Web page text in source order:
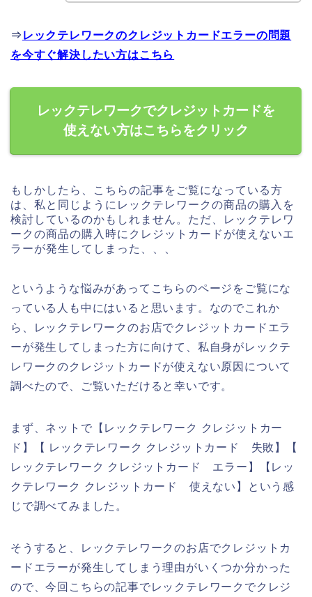
⇒ レックテレワークのクレジットカードエラーの問題
を今すぐ解決したい方はこちら
レックテレワークでクレジットカードを
使えない方はこちらをクリック
もしかしたら、こちらの記事をご覧になっている方
は、私と同じようにレックテレワークの商品の購入を
検討しているのかもしれません。ただ、レックテレワ
ークの商品の購入時にクレジットカードが使えないエ
ラーが発生してしまった、、、
というような悩みがあってこちらのページをご覧にな
っている人も中にはいると思います。なのでこれか
ら、レックテレワークのお店でクレジットカードエラ
ーが発生してしまった方に向けて、私自身がレックテ
レワークのクレジットカードが使えない原因について
調べたので、ご覧いただけると幸いです。
まず、ネットで【レックテレワーク クレジットカー
ド】【 レックテレワーク クレジットカード 失敗】【
レックテレワーク クレジットカード エラー】【レッ
クテレワーク クレジットカード 使えない】という感
じで調べてみました。
そうすると、レックテレワークのお店でクレジットカ
ードエラーが発生してしまう理由がいくつか分かった
ので、今回こちらの記事でレックテレワークでクレジ